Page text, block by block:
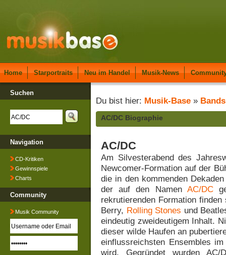
Home Starportraits Neu im Handel Musik-News
Suchen
Navigation
CD-Kritiken
Gewinnspiele
Charts
Community
Musik Community
Du bist hier: Musik-Base » Bands
AC/DC Biographie
AC/DC
Am Silvesterabend des
Newcomer-Formation auf der
die in den kommenden
der auf den Namen AC/DC
rekrutierenden Formation
Berry, Rolling Stones und
eindeutig zweideutigem Inhalt.
dieser wilde Haufen an
einflussreichsten Ensembles
wird. Gegründet wurden